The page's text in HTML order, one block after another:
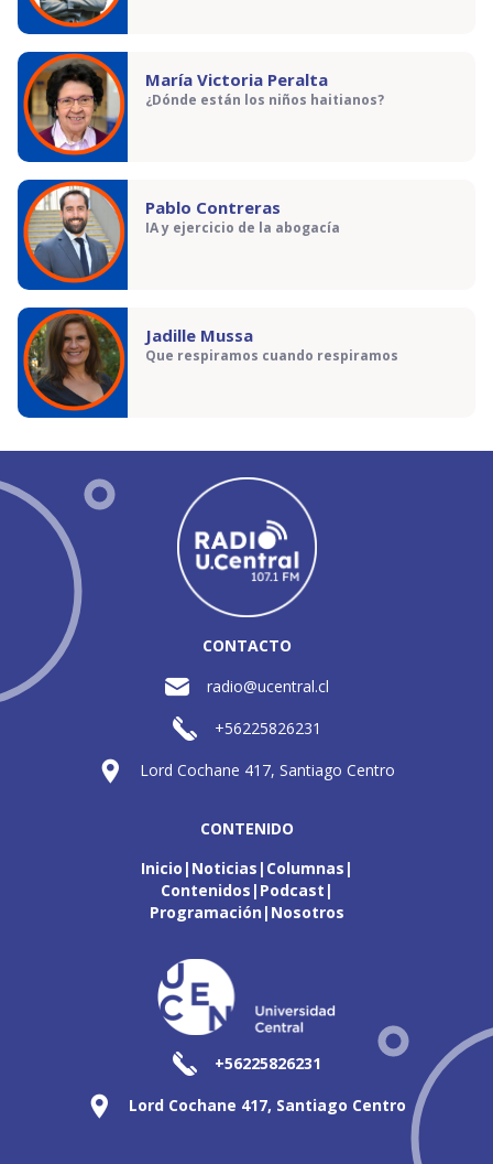
María Victoria Peralta
¿Dónde están los niños haitianos?
Pablo Contreras
IA y ejercicio de la abogacía
Jadille Mussa
Que respiramos cuando respiramos
CONTACTO
radio@ucentral.cl
+56225826231
Lord Cochane 417, Santiago Centro
CONTENIDO
Inicio Noticias Columnas
Contenidos Podcast
Programación Nosotros
+56225826231
Lord Cochane 417, Santiago Centro